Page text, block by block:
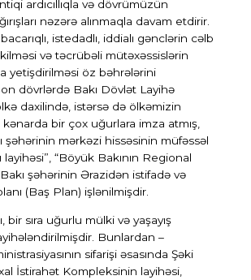
ardıcıllıqla və dövrümüzün
nəzərə alınmaqla davam etdirir.
istedadlı, iddialı gənclərin cəlb
və təcrübəli mütəxəssislərin
yetişdirilməsi öz bəhrələrini
dövrlərdə Bakı Dövlət Layihə
daxilində, istərsə də ölkəmizin
bir çox uğurlara imza atmış,
şəhərinin mərkəzi hissəsinin müfəssəl
layihəsi”, “Böyük Bakının Regional
şəhərinin Ərazidən istifadə və
(Baş Plan) işlənilmişdir.
bir sıra uğurlu mülki və yaşayış
Bunlardan –
sifarişi əsasında Şəki
İstirahət Kompleksinin layihəsi,